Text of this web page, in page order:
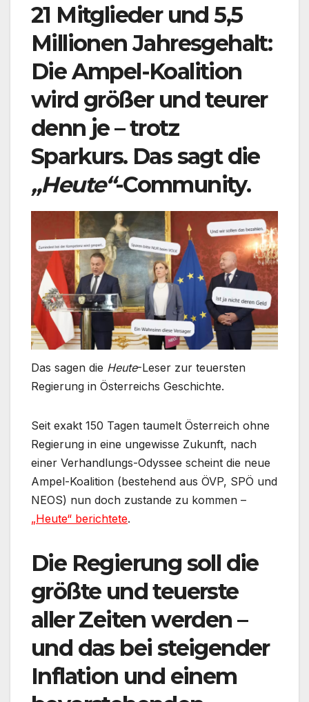
21 Mitglieder und 5,5
Millionen Jahresgehalt:
Die Ampel-Koalition
wird größer und teurer
denn je – trotz
Sparkurs. Das sagt die
„Heute“-Community.
Das sagen die Heute-Leser zur teuersten
Regierung in Österreichs Geschichte.
Seit exakt 150 Tagen taumelt Österreich ohne
Regierung in eine ungewisse Zukunft, nach
einer Verhandlungs-Odyssee scheint die neue
Ampel-Koalition (bestehend aus ÖVP, SPÖ und
NEOS) nun doch zustande zu kommen –
„Heute“ berichtete.
Die Regierung soll die
größte und teuerste
aller Zeiten werden –
und das bei steigender
Inflation und einem